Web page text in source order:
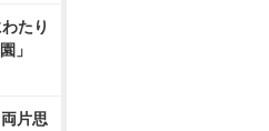
たり
」
片思